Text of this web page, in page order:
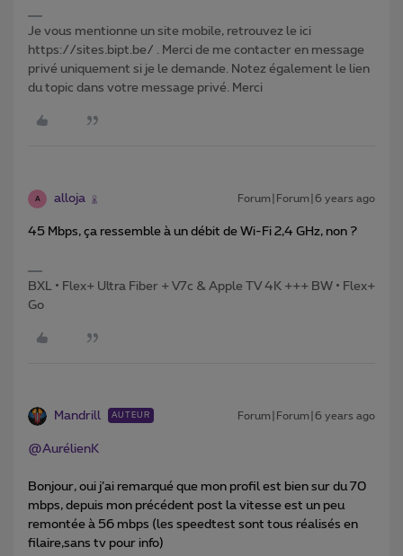
Je vous mentionne un site mobile, retrouvez le ici
https://sites.bipt.be/ . Merci de me contacter en message
privé uniquement si je le demande. Notez également le lien
du topic dans votre message privé. Merci
A alloja Forum|Forum|6 years ago
45 Mbps, ça ressemble à un débit de Wi-Fi 2,4 GHz, non ?
BXL • Flex+ Ultra Fiber + V7c & Apple TV 4K +++ BW • Flex+
Go
Mandrill AUTEUR Forum|Forum|6 years ago
@AurélienK
Bonjour, oui j’ai remarqué que mon profil est bien sur du 70
mbps, depuis mon précédent post la vitesse est un peu
remontée à 56 mbps (les speedtest sont tous réalisés en
filaire,sans tv pour info)